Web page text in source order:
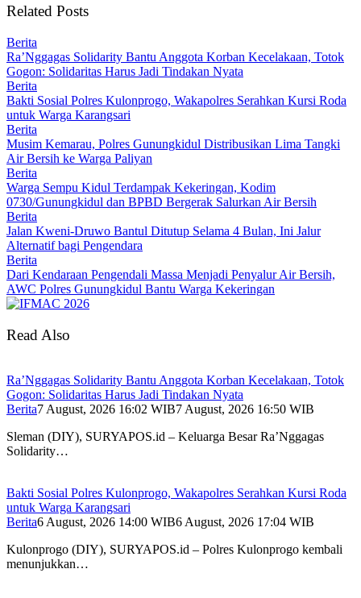
Related Posts
Berita
Ra’Nggagas Solidarity Bantu Anggota Korban Kecelakaan, Totok
Gogon: Solidaritas Harus Jadi Tindakan Nyata
Berita
Bakti Sosial Polres Kulonprogo, Wakapolres Serahkan Kursi Roda
untuk Warga Karangsari
Berita
Musim Kemarau, Polres Gunungkidul Distribusikan Lima Tangki
Air Bersih ke Warga Paliyan
Berita
Warga Sempu Kidul Terdampak Kekeringan, Kodim
0730/Gunungkidul dan BPBD Bergerak Salurkan Air Bersih
Berita
Jalan Kweni-Druwo Bantul Ditutup Selama 4 Bulan, Ini Jalur
Alternatif bagi Pengendara
Berita
Dari Kendaraan Pengendali Massa Menjadi Penyalur Air Bersih,
AWC Polres Gunungkidul Bantu Warga Kekeringan
Read Also
Ra’Nggagas Solidarity Bantu Anggota Korban Kecelakaan, Totok
Gogon: Solidaritas Harus Jadi Tindakan Nyata
Berita7 August, 2026 16:02 WIB7 August, 2026 16:50 WIB
Sleman (DIY), SURYAPOS.id – Keluarga Besar Ra’Nggagas
Solidarity…
Bakti Sosial Polres Kulonprogo, Wakapolres Serahkan Kursi Roda
untuk Warga Karangsari
Berita6 August, 2026 14:00 WIB6 August, 2026 17:04 WIB
Kulonprogo (DIY), SURYAPOS.id – Polres Kulonprogo kembali
menunjukkan…